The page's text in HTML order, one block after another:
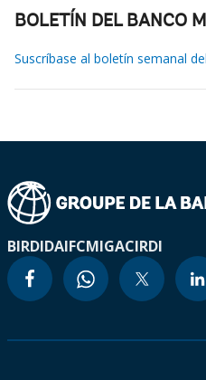
BOLETÍN DEL BANCO
Suscríbase al boletín semanal
BIRDIDAIFCMIGACIRDI